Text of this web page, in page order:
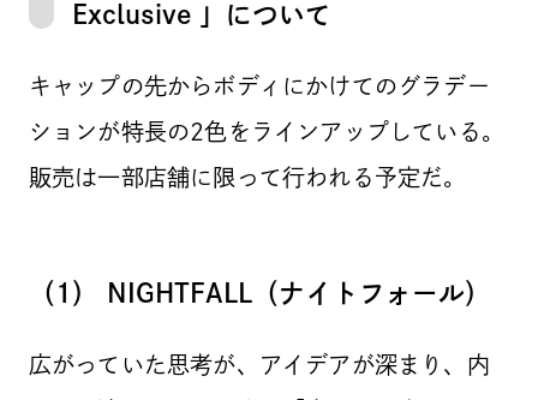
Exclusive 」について
キャップの先からボディにかけてのグラデー
ションが特長の2色をラインアップしている。
販売は一部店舗に限って行われる予定だ。
（1） NIGHTFALL（ナイトフォール）
広がっていた思考が、アイデアが深まり、内